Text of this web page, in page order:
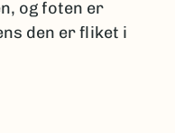
og foten er
den er fliket i